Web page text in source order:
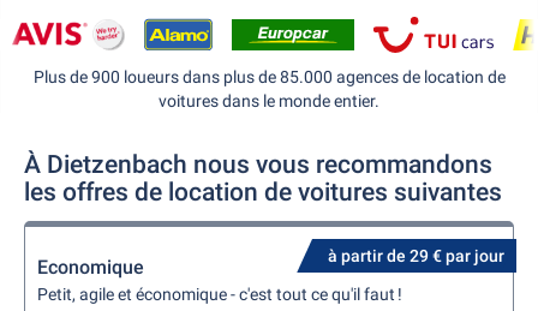
Plus de 900 loueurs dans plus de 85.000 agences de location de
voitures dans le monde entier.
À Dietzenbach nous vous recommandons
les offres de location de voitures suivantes
à partir de 29 € par jour
Economique
Petit, agile et économique - c'est tout ce qu'il faut !